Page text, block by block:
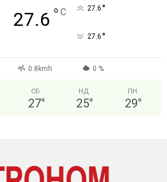
27.6 ° C 27.6 °
27.6 °
0.8kmh 0 %
СБ
27°
НД
25°
ПН
29°